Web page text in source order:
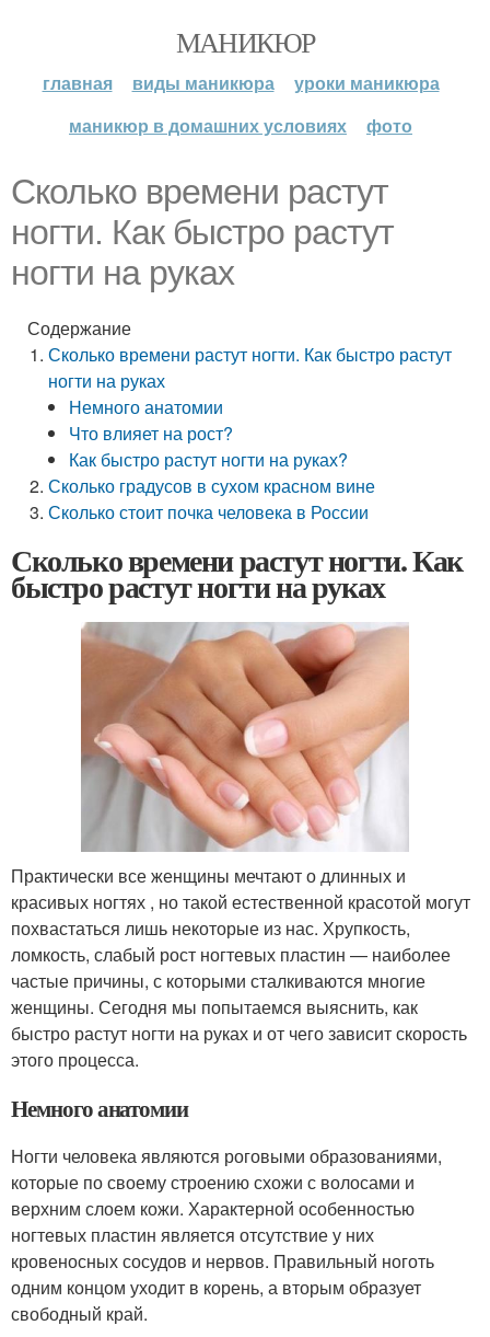
МАНИКЮР
главная виды маникюра
уроки маникюра
маникюр в домашних условиях
фото
Сколько времени растут
ногти. Как быстро растут
ногти на руках
Содержание
Сколько времени растут ногти. Как быстро растут
ногти на руках
Немного анатомии
Что влияет на рост?
Как быстро растут ногти на руках?
Сколько градусов в сухом красном вине
Сколько стоит почка человека в России
Сколько времени растут ногти. Как
быстро растут ногти на руках
Практически все женщины мечтают о длинных и
красивых ногтях , но такой естественной красотой могут
похвастаться лишь некоторые из нас. Хрупкость,
ломкость, слабый рост ногтевых пластин — наиболее
частые причины, с которыми сталкиваются многие
женщины. Сегодня мы попытаемся выяснить, как
быстро растут ногти на руках и от чего зависит скорость
этого процесса.
Немного анатомии
Ногти человека являются роговыми образованиями,
которые по своему строению схожи с волосами и
верхним слоем кожи. Характерной особенностью
ногтевых пластин является отсутствие у них
кровеносных сосудов и нервов. Правильный ноготь
одним концом уходит в корень, а вторым образует
свободный край.